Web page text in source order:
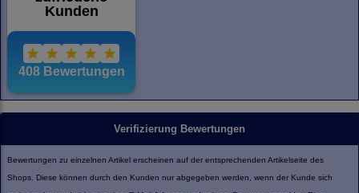
Verifizierung Bewertungen
Bewertungen zu einzelnen Artikel erscheinen auf der entsprechenden Artikelseite des
Shops. Diese können durch den Kunden nur abgegeben werden, wenn der Kunde sich